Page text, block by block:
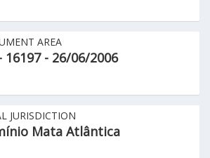
AREA
16197 - 26/06/2006
JURISDICTION
Mata Atlântica